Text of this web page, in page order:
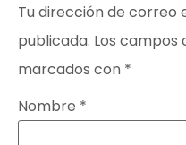
Tu dirección de correo
publicada. Los campos
marcados con *
Nombre *